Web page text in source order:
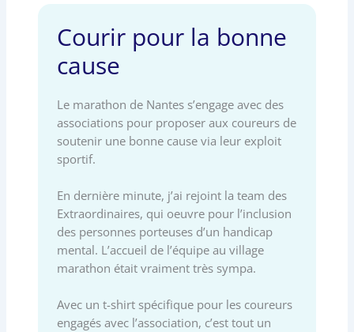
Courir pour la bonne
cause
Le marathon de Nantes s’engage avec des
associations pour proposer aux coureurs de
soutenir une bonne cause via leur exploit
sportif.
En dernière minute, j’ai rejoint la team des
Extraordinaires, qui oeuvre pour l’inclusion
des personnes porteuses d’un handicap
mental. L’accueil de l’équipe au village
marathon était vraiment très sympa.
Avec un t-shirt spécifique pour les coureurs
engagés avec l’association, c’est tout un